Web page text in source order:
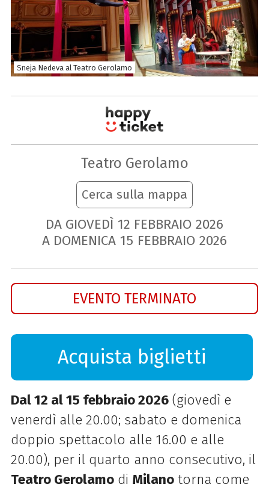
Sneja Nedeva al Teatro Gerolamo
Teatro Gerolamo
Cerca sulla mappa
DA GIOVEDÌ 12 FEBBRAIO 2026
A DOMENICA 15 FEBBRAIO 2026
EVENTO TERMINATO
Acquista biglietti
Dal 12 al 15 febbraio 2026(giovedì e
venerdì alle 20.00; sabato e domenica
doppio spettacolo alle 16.00 e alle
20.00), per il quarto anno consecutivo, il
Teatro Gerolamodi Milanotorna come